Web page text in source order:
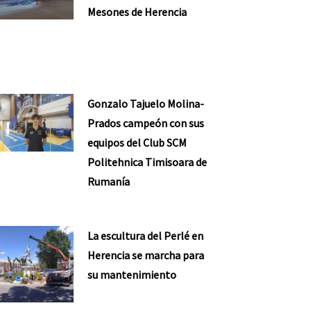
Mesones de Herencia
Gonzalo Tajuelo Molina-
Prados campeón con sus
equipos del Club SCM
Politehnica Timisoara de
Rumanía
La escultura del Perlé en
Herencia se marcha para
su mantenimiento